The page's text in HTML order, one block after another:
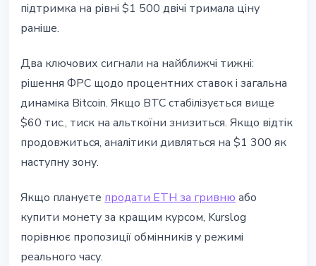
підтримка на рівні $1 500 двічі тримала ціну
раніше.
Два ключових сигнали на найближчі тижні:
рішення ФРС щодо процентних ставок і загальна
динаміка Bitcoin. Якщо BTC стабілізується вище
$60 тис., тиск на альткоїни знизиться. Якщо відтік
продовжиться, аналітики дивляться на $1 300 як
наступну зону.
Якщо плануєте продати ETH за гривню або
купити монету за кращим курсом, Kurslog
порівнює пропозиції обмінників у режимі
реального часу.